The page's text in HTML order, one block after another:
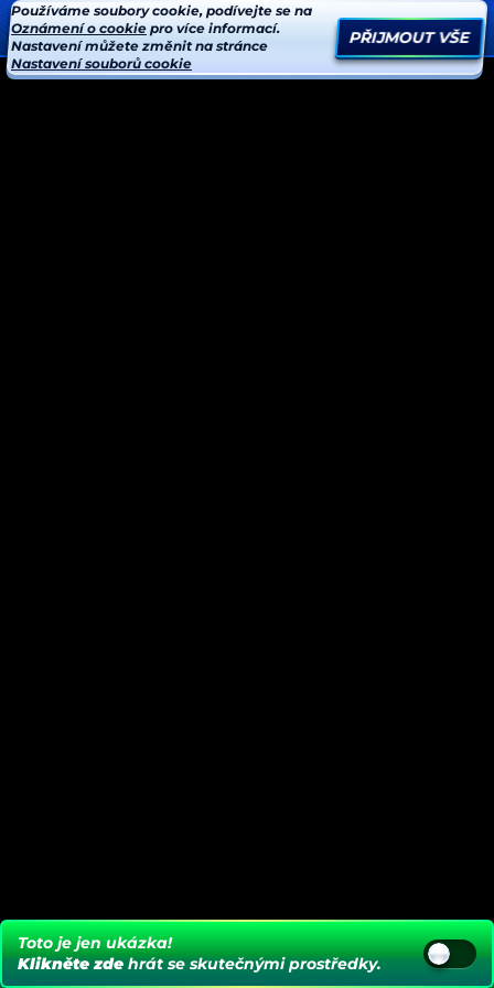
Toto je jen ukázka!
Klikněte zde hrát se skutečnými prostředky.
Používáme soubory cookie, podívejte se na
Oznámení o cookie pro více informací.
Nastavení můžete změnit na stránce
Nastavení souborů cookie
PŘIJMOUT VŠE